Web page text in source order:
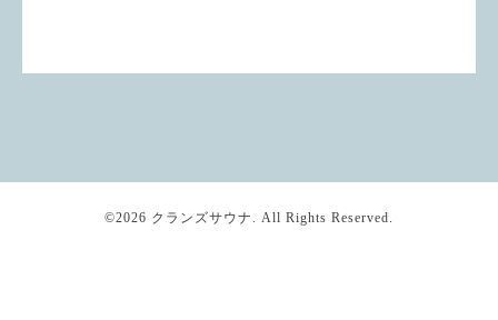
©2026 クランズサウナ . All Rights Reserved.